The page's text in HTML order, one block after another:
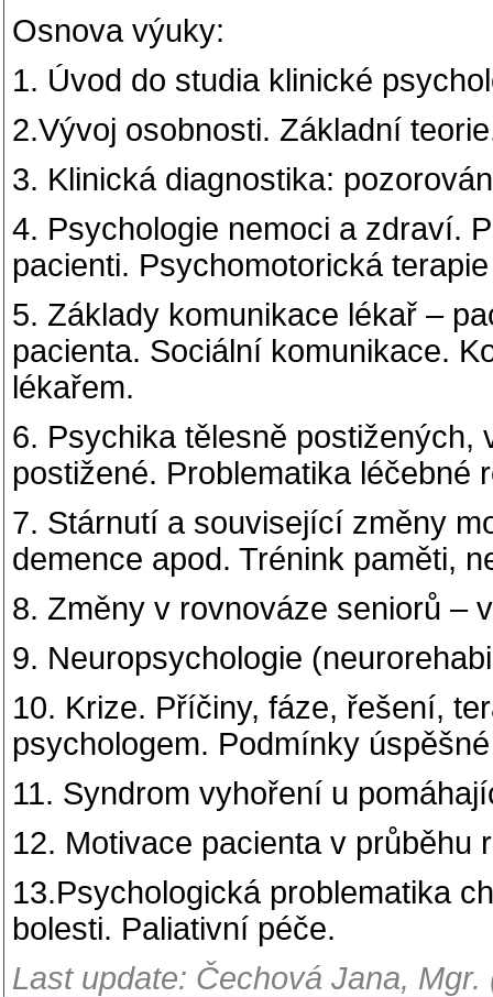
Osnova výuky:
1. Úvod do studia klinické
2.Vývoj osobnosti. Základní
3. Klinická diagnostika:
4. Psychologie nemoci a zdraví.
pacienti. Psychomotorická
5. Základy komunikace lékař –
pacienta. Sociální komunikace.
lékařem.
6. Psychika tělesně postižených,
postižené. Problematika léčebné
7. Stárnutí a související změny
demence apod. Trénink paměti,
8. Změny v rovnováze seniorů –
9. Neuropsychologie
10. Krize. Příčiny, fáze, řešení,
psychologem. Podmínky
11. Syndrom vyhoření u
12. Motivace pacienta v průběhu
13.Psychologická problematika
bolesti. Paliativní péče.
Last update: Čechová Jana, Mgr.